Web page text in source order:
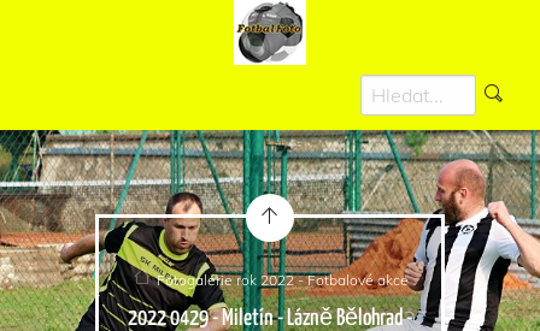
Fotogalerie rok 2022 - Fotbalové akce
2022 0429 - Miletín - Lázně Bělohrad -